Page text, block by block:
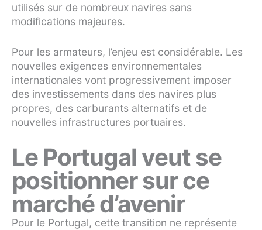
utilisés sur de nombreux navires sans
modifications majeures.
Pour les armateurs, l’enjeu est considérable. Les
nouvelles exigences environnementales
internationales vont progressivement imposer
des investissements dans des navires plus
propres, des carburants alternatifs et de
nouvelles infrastructures portuaires.
Le Portugal veut se
positionner sur ce
marché d’avenir
Pour le Portugal, cette transition ne représente